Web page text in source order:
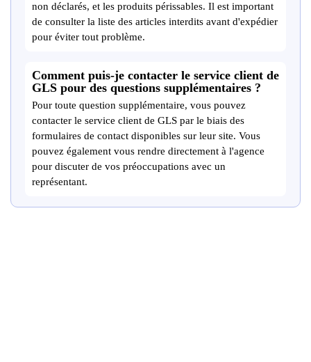
non déclarés, et les produits périssables. Il est important
de consulter la liste des articles interdits avant d'expédier
pour éviter tout problème.
Comment puis-je contacter le service client de
GLS pour des questions supplémentaires ?
Pour toute question supplémentaire, vous pouvez
contacter le service client de GLS par le biais des
formulaires de contact disponibles sur leur site. Vous
pouvez également vous rendre directement à l'agence
pour discuter de vos préoccupations avec un
représentant.